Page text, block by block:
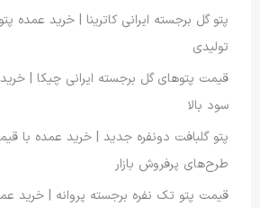
پتو گل برجسته ایرانی کاترینا | خرید عمده
تولیدی
قیمت پتوهای گل برجسته ایرانی چیکا |
سود بالا
پتو گلبافت دونفره جدید | خرید عمده با
طرح‌های پرفروش بازار
قیمت پتو تک نفره برجسته پروانه | خرید